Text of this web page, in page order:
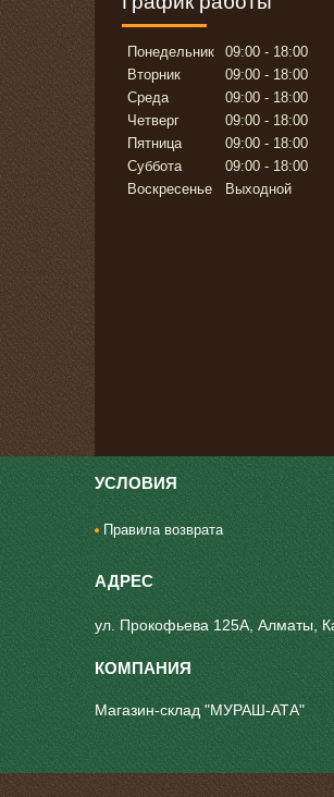
Понедельник 09:00
18:00
Вторник
09:00
18:00
Среда
09:00
18:00
Четверг
09:00
18:00
Пятница
09:00
18:00
Суббота
09:00
18:00
Воскресенье
Выходной
УСЛОВИЯ
Правила возврата
ул. Прокофьева 125А, Алматы,
Магазин-склад "МУРАШ-АТА"